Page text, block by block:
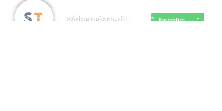
Pädagogisch-did… Kostenfrei
· ·Datenschutz ·
© 2016 - 2026 SupraTix GmbH oder Partnergesellschaften - Alle Rechte vorbehalten.